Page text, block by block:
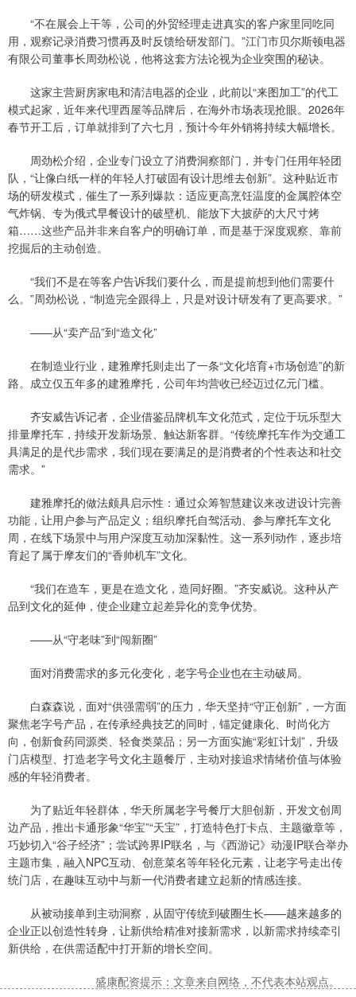
“不在展会上干等，公司的外贸经理走进真实的客户家里同吃同
用，观察记录消费习惯再及时反馈给研发部门。”江门市贝尔斯顿电器
有限公司董事长周劲松说，他将这套方法论视为企业突围的秘诀。
这家主营厨房家电和清洁电器的企业，此前以“来图加工”的代工
模式起家，近年来代理西屋等品牌后，在海外市场表现抢眼。2026年
春节开工后，订单就排到了六七月，预计今年外销将持续大幅增长。
周劲松介绍，企业专门设立了消费洞察部门，并专门任用年轻团
队，“让像白纸一样的年轻人打破固有设计思维去创新”。这种贴近市
场的研发模式，催生了一系列爆款：适应更高烹饪温度的金属腔体空
气炸锅、专为俄式早餐设计的破壁机、能放下大披萨的大尺寸烤
箱……这些产品并非来自客户的明确订单，而是基于深度观察、靠前
挖掘后的主动创造。
“我们不是在等客户告诉我们要什么，而是提前想到他们需要什
么。”周劲松说，“制造完全跟得上，只是对设计研发有了更高要求。”
——从“卖产品”到“造文化”
在制造业行业，建雅摩托则走出了一条“文化培育+市场创造”的新
路。成立仅五年多的建雅摩托，公司年均营收已经迈过亿元门槛。
齐安威告诉记者，企业借鉴品牌机车文化范式，定位于玩乐型大
排量摩托车，持续开发新场景、触达新客群。“传统摩托车作为交通工
具满足的是代步需求，我们现在要满足的是消费者的个性表达和社交
需求。”
建雅摩托的做法颇具启示性：通过众筹智慧建议来改进设计完善
功能，让用户参与产品定义；组织摩托自驾活动、参与摩托车文化
周，在线下场景中与用户深度互动加深黏性。这一系列动作，逐步培
育起了属于摩友们的“香帅机车”文化。
“我们在造车，更是在造文化，造同好圈。”齐安威说。这种从产
品到文化的延伸，使企业建立起差异化的竞争优势。
——从“守老味”到“闯新圈”
面对消费需求的多元化变化，老字号企业也在主动破局。
白森森说，面对“供强需弱”的压力，华天坚持“守正创新”，一方面
聚焦老字号产品，在传承经典技艺的同时，锚定健康化、时尚化方
向，创新食药同源类、轻食类菜品；另一方面实施“彩虹计划”，升级
门店模型、打造老字号文化主题餐厅，主动对接追求情绪价值与体验
感的年轻消费者。
为了贴近年轻群体，华天所属老字号餐厅大胆创新，开发文创周
边产品，推出卡通形象“华宝”“天宝”，打造特色打卡点、主题徽章等，
巧妙切入“谷子经济”；尝试跨界IP联名，与《西游记》动漫IP联合举办
主题市集，融入NPC互动、创意菜名等年轻化元素，让老字号走出传
统门店，在趣味互动中与新一代消费者建立起新的情感连接。
从被动接单到主动洞察，从固守传统到破圈生长——越来越多的
企业正以创造性转身，让新供给精准对接新需求，以新需求持续牵引
新供给，在供需适配中打开新的增长空间。
盛康配资提示：文章来自网络，不代表本站观点。